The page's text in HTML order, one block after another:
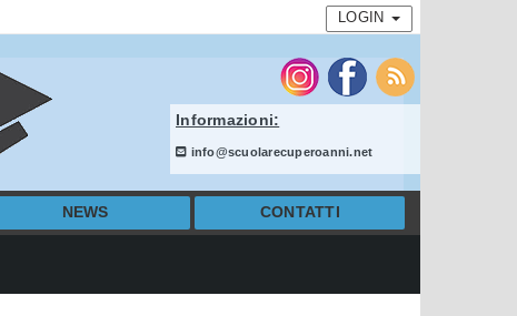
LOGIN
Informazioni:
info@scuolarecuperoanni.net
NEWS CONTATTI